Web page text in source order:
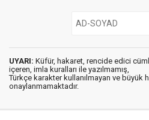
UYARI: Küfür, hakaret, rencide edici
içeren, imla kuralları ile yazılmamış,
Türkçe karakter kullanılmayan ve büyük
onaylanmamaktadır.